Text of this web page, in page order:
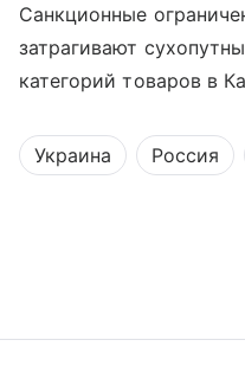
Санкционные
затрагивают
категорий товаров в
Украина Россия